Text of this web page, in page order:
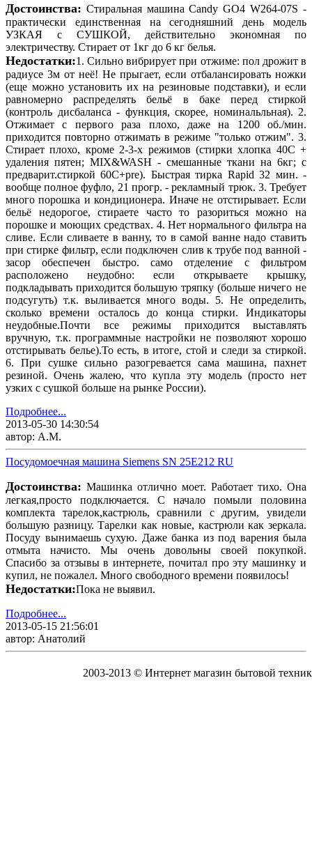
Достоинства: Стиральная машина Candy GO4 W264-07S -
практически единственная на сегодняшний день модель
УЗКАЯ с СУШКОЙ, действительно экономная по
электричеству. Стирает от 1кг до 6 кг белья.
Недостатки:1. Сильно вибрирует при отжиме: пол дрожит в
радиусе 3м от неё! Не прыгает, если отбалансировать ножки
(еще можно установить их на резиновые подставки), и если
равномерно распределять бельё в баке перед стиркой
(контроль дисбаланса - функция, скорее, номинальльная). 2.
Отжимает с первого раза плохо, даже на 1200 об./мин.
приходится повторно отжимать в режиме "только отжим". 3.
Стирает плохо, кроме 2-3-х режимов (стирки хлопка 40С +
удаления пятен; MIX&WASH - смешанные ткани на 6кг; с
предварит.стиркой 60С+pre). Быстрая тирка Rapid 32 мин. -
вообще полное фуфло, 21 прогр. - рекламный трюк. 3. Требует
много порошка и кондиционера. Иначе не отстирывает. Если
бельё недорогое, стираете часто то разориться можно на
порошке и моющих средствах. 4. Нет нормального фильтра на
сливе. Если сливаете в ванну, то в самой ванне надо ставить
при стирке фильтр, если подключен слив к трубе под ванной -
засор обеспечен быстро. само отделение с фильтром
расположено неудобно: если открываете крышку,
подкладывать приходится большую тряпку (больше ничего не
подсугуть) т.к. выливается много воды. 5. Не определить,
сколько времени осталось до конца стирки. Индикаторы
неудобные.Почти все режимы приходится выставлять
вручную, т.к. программные настройки не позволяют хорошо
отстирывать белье).То есть, в итоге, стой и следи за стиркой.
6. При сушке сильно разогревается сама машина, пахнет
резиной. Очень жалею, что купла эту модель (просто нет
узких с сушкой больше на рынке России).
Подробнее...
2013-05-30 14:30:54
автор: А.М.
Посудомоечная машина Siemens SN 25E212 RU
Достоинства: Машинка отлично моет. Работает тихо. Она
легкая,просто подключается. С начало помыли половина
комплекта тарелок,кастрюль, сравнили с другим, увидели
большую разницу. Тарелки как новые, кастрюли как зеркала.
Посуду вынимаешь сухую. Даже банка из под варения была
отмыта начисто. Мы очень довольны своей покупкой.
Спасибо за отзывы в интернете, почитал про эту машинку и
купил, не пожалел. Много свободного времени появилось!
Недостатки:Пока не выявил.
Подробнее...
2013-05-15 21:56:01
автор: Анатолий
2003-2013 © Интернет магазин бытовой